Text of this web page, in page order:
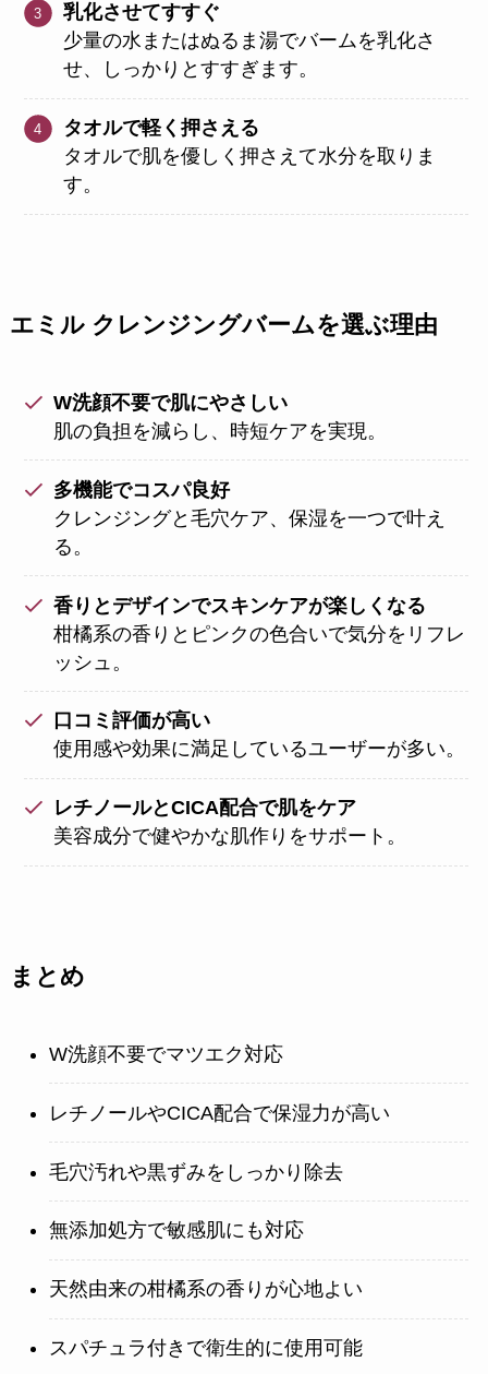
乳化させてすすぐ
少量の水またはぬるま湯でバームを乳化さ
せ、しっかりとすすぎます。
タオルで軽く押さえる
タオルで肌を優しく押さえて水分を取りま
す。
エミル クレンジングバームを選ぶ理由
W洗顔不要で肌にやさしい
肌の負担を減らし、時短ケアを実現。
多機能でコスパ良好
クレンジングと毛穴ケア、保湿を一つで叶え
る。
香りとデザインでスキンケアが楽しくなる
柑橘系の香りとピンクの色合いで気分をリフレ
ッシュ。
口コミ評価が高い
使用感や効果に満足しているユーザーが多い。
レチノールとCICA配合で肌をケア
美容成分で健やかな肌作りをサポート。
まとめ
W洗顔不要でマツエク対応
レチノールやCICA配合で保湿力が高い
毛穴汚れや黒ずみをしっかり除去
無添加処方で敏感肌にも対応
天然由来の柑橘系の香りが心地よい
スパチュラ付きで衛生的に使用可能